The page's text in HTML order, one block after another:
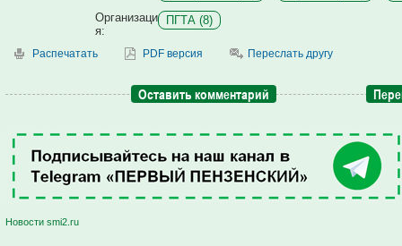
Организаци
я:
ПГТА (8)
Распечатать PDF версия Переслать другу
Оставить комментарий
Новости smi2.ru